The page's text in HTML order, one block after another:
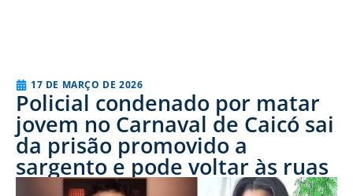
17 DE MARÇO DE 2026
Policial condenado por matar
jovem no Carnaval de Caicó sai
da prisão promovido a
sargento e pode voltar às ruas